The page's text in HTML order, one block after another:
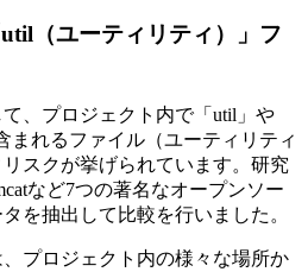
（ユーティリティ）」フ
、プロジェクト内で「util」や
まれるファイル（ユーティリティ
スクが挙げられています。研究
など7つの著名なオープンソー
を抽出して比較を行いました。
プロジェクト内の様々な場所か